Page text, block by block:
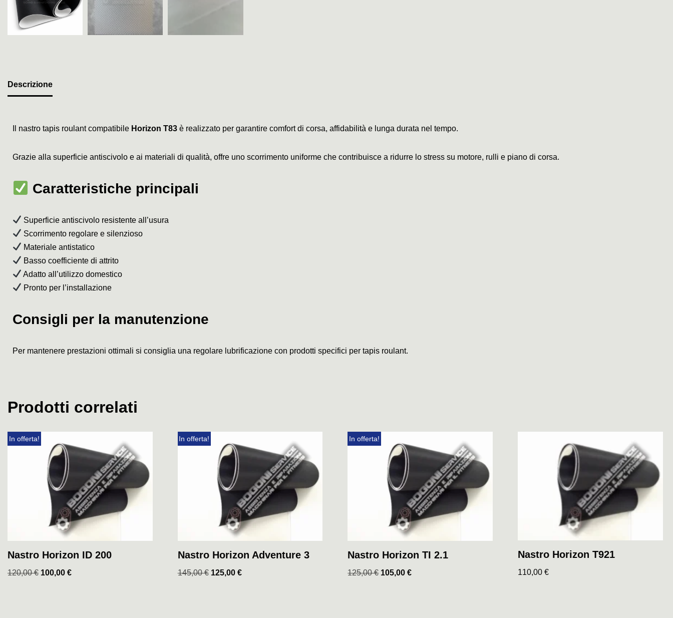
Descrizione
Il nastro tapis roulant compatibile Horizon T83 è realizzato per garantire comfort di corsa, affidabilità e lunga durata nel tempo.
Grazie alla superficie antiscivolo e ai materiali di qualità, offre uno scorrimento uniforme che contribuisce a ridurre lo stress su motore, rulli e piano di corsa.
Caratteristiche principali
Superficie antiscivolo resistente all’usura
Scorrimento regolare e silenzioso
Materiale antistatico
Basso coefficiente di attrito
Adatto all’utilizzo domestico
Pronto per l’installazione
Consigli per la manutenzione
Per mantenere prestazioni ottimali si consiglia una regolare lubrificazione con prodotti specifici per tapis roulant.
Prodotti correlati
In offerta!
Nastro Horizon ID 200
120,00€ 100,00 €
In offerta!
Nastro Horizon Adventure 3
145,00€ 125,00 €
In offerta!
Nastro Horizon TI 2.1
125,00€ 105,00€
Nastro Horizon T921
110,00 €